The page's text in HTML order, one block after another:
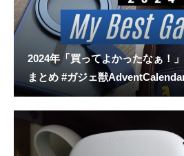
2024年「買ってよかったなぁ！
まとめ #ガジェ獣